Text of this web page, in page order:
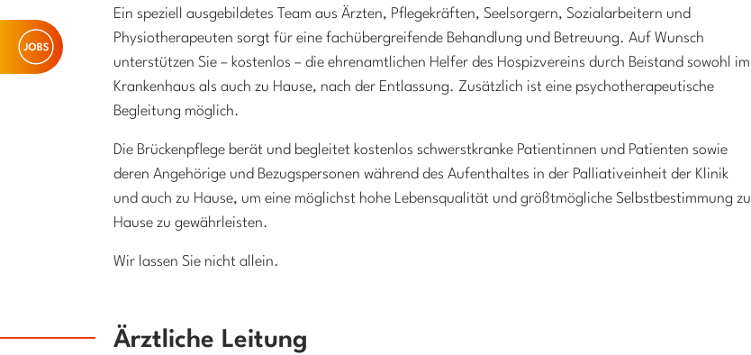
Ein speziell ausgebildetes Team aus Ärzten, Pflegekräften, Seelsorgern, Sozialarbeitern und
Physiotherapeuten sorgt für eine fachübergreifende Behandlung und Betreuung. Auf Wunsch
unterstützen Sie – kostenlos – die ehrenamtlichen Helfer des Hospizvereins durch Beistand sowohl im
Krankenhaus als auch zu Hause, nach der Entlassung. Zusätzlich ist eine psychotherapeutische
Begleitung möglich.
Die Brückenpflege berät und begleitet kostenlos schwerstkranke Patientinnen und Patienten sowie
deren Angehörige und Bezugspersonen während des Aufenthaltes in der Palliativeinheit der Klinik
und auch zu Hause, um eine möglichst hohe Lebensqualität und größtmögliche Selbstbestimmung zu
Hause zu gewährleisten.
Wir lassen Sie nicht allein.
Ärztliche Leitung